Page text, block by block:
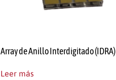
Array de Anillo Interdigitado (IDRA)
Leer más